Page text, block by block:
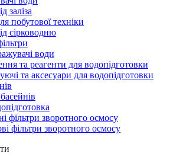
заліза
побутової техніки
сірководню
води
та реагенти для водопідготовки
та аксесуари для водопідготовки
фільтри зворотного осмосу
фільтри зворотного осмосу